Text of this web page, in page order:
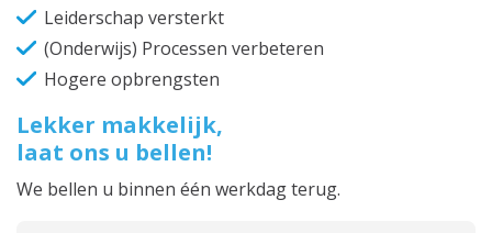
Leiderschap versterkt
(Onderwijs) Processen verbeteren
Hogere opbrengsten
Lekker makkelijk,
laat ons u bellen!
We bellen u binnen één werkdag terug.